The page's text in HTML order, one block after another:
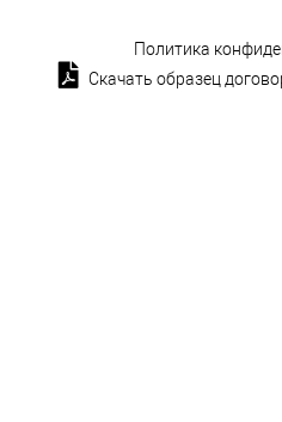
Политика
Скачать образец